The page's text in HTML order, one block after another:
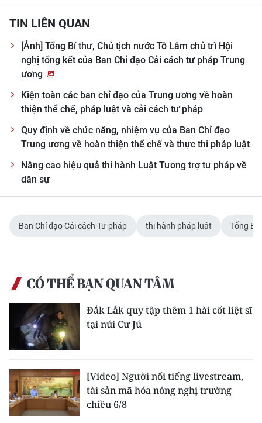
TIN LIÊN QUAN
[Ảnh] Tổng Bí thư, Chủ tịch nước Tô Lâm chủ trì Hội
nghị tổng kết của Ban Chỉ đạo Cải cách tư pháp Trung
ương
Kiện toàn các ban chỉ đạo của Trung ương về hoàn
thiện thể chế, pháp luật và cải cách tư pháp
Quy định về chức năng, nhiệm vụ của Ban Chỉ đạo
Trung ương về hoàn thiện thể chế và thực thi pháp luật
Nâng cao hiệu quả thi hành Luật Tương trợ tư pháp về
dân sự
Ban Chỉ đạo Cải cách Tư pháp thi hành pháp luật Tổng Bí
CÓ THỂ BẠN QUAN TÂM
Đắk Lắk quy tập thêm 1 hài cốt liệt sĩ
tại núi Cư Jú
[Video] Người nổi tiếng livestream,
tài sản mã hóa nóng nghị trường
chiều 6/8